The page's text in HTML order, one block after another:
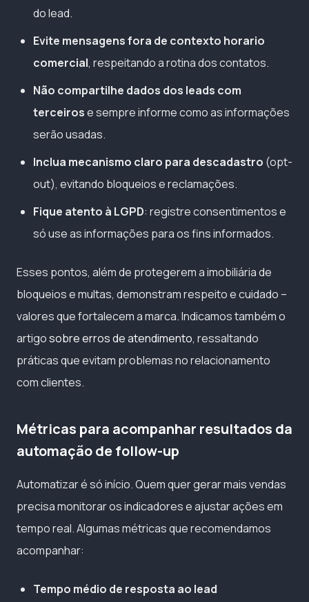
do lead.
Evite mensagens fora de contexto horario
comercial, respeitando a rotina dos contatos.
Não compartilhe dados dos leads com
terceirose sempre informe como as informações
serão usadas.
Inclua mecanismo claro para descadastro (opt-
out), evitando bloqueios e reclamações.
Fique atento à LGPD: registre consentimentos e
só use as informações para os fins informados.
Esses pontos, além de protegerem a imobiliária de
bloqueios e multas, demonstram respeito e cuidado –
valores que fortalecem a marca. Indicamos também o
artigosobre erros de atendimento, ressaltando
práticas que evitam problemas no relacionamento
com clientes.
Métricas para acompanhar resultados da
automação de follow-up
Automatizar é só início. Quem quer gerar mais vendas
precisa monitorar os indicadores e ajustar ações em
tempo real. Algumas métricas que recomendamos
acompanhar:
Tempo médio de resposta ao lead